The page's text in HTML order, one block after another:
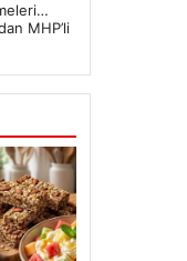
MHP’li